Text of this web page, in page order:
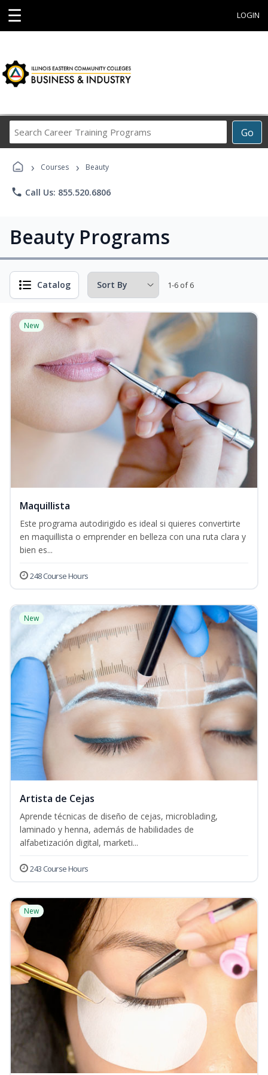
☰ LOGIN
Go
Career
› Courses › Beauty
phone Call Us: 855.520.6806
Beauty Programs
Catalog 1-6 of 6
New
Maquillista
Este programa autodirigido es ideal si quieres convertirte
en maquillista o emprender en belleza con una ruta clara y
bien es...
248 Course Hours
New
Artista de Cejas
Aprende técnicas de diseño de cejas, microblading,
laminado y henna, además de habilidades de
alfabetización digital, marketi...
243 Course Hours
New